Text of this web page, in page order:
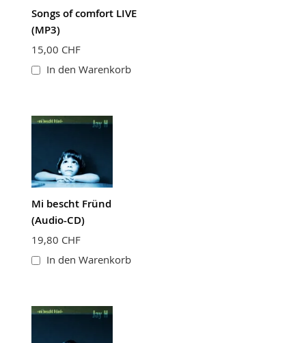
Songs of comfort LIVE
(MP3)
15,00 CHF
In den Warenkorb
Mi bescht Fründ
(Audio-CD)
19,80 CHF
In den Warenkorb